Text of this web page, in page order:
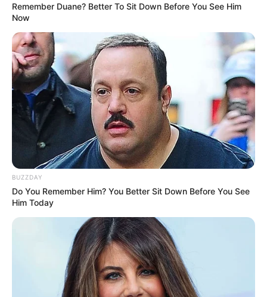
Évának is van két remek gyereke: az egyik egy
gyönyörűséges hölgy, aki ügyvédként dolgozik, a
másik egy kiváló fejű fiú, aki mindössze 20 éves,
Vitray.
Remember Duane? Better To Sit Down Before You See Him
Now
BUZZDAY
Do You Remember Him? You Better Sit Down Before You See
Him Today